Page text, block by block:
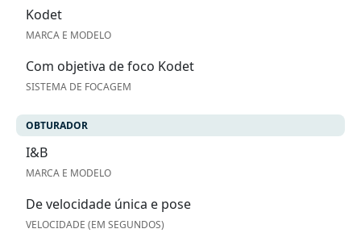
Kodet
MARCA E MODELO
Com objetiva de foco Kodet
SISTEMA DE FOCAGEM
OBTURADOR
I&B
MARCA E MODELO
De velocidade única e pose
VELOCIDADE (EM SEGUNDOS)